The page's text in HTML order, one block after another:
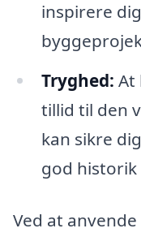
inspirere
Tryghed: At
tillid til den
kan sikre
god historik
Ved at